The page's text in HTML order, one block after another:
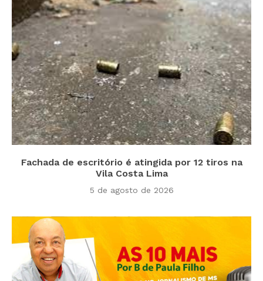
Fachada de escritório é atingida por 12 tiros na
Vila Costa Lima
5 de agosto de 2026